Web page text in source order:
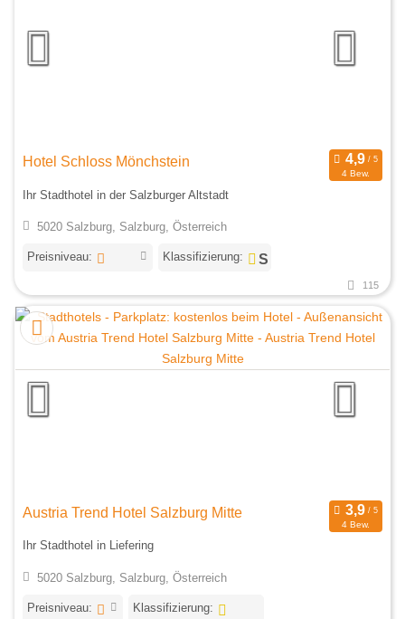
Hotel Schloss Mönchstein
4 Bew.
Ihr Stadthotel in der Salzburger Altstadt
5020 Salzburg, Salzburg, Österreich
Preisniveau: Klassifizierung:
115
Austria Trend Hotel Salzburg Mitte
4 Bew.
Ihr Stadthotel in Liefering
5020 Salzburg, Salzburg, Österreich
Preisniveau: Klassifizierung: